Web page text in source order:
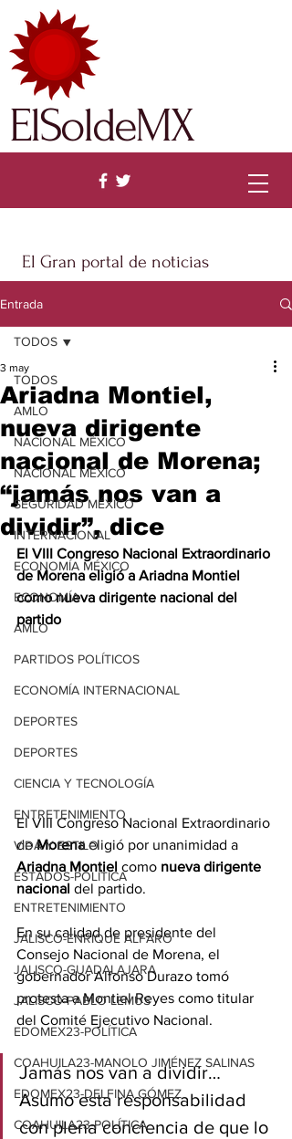
El Gran portal de noticias
ElSoldeMX
Entrada
TODOS
AMLO
NACIONAL MÉXICO
NACIONAL MÉXICO
SEGURIDAD MÉXICO
INTERNACIONAL
ECONOMÍA MÉXICO
ECONOMÍA
AMLO
PARTIDOS POLÍTICOS
ECONOMÍA INTERNACIONAL
DEPORTES
DEPORTES
CIENCIA Y TECNOLOGÍA
ENTRETENIMIENTO
VIDA Y ESTILO
ESTADOS-POLÍTICA
ENTRETENIMIENTO
JALISCO-ENRIQUE ALFARO
JALISCO-GUADALAJARA
JALISCO-PABLO LEMUS
EDOMEX23-POLÍTICA
COAHUILA23-MANOLO JIMÉNEZ SALINAS
EDOMEX23-DELFINA GÓMEZ
COAHUILA23-POLÍTICA
TODOS
Ariadna Montiel,
nueva dirigente
nacional de Morena;
“jamás nos van a
dividir”, dice
3 may
El VIII Congreso Nacional Extraordinario
de Morena eligió a Ariadna Montiel
como nueva dirigente nacional del
partido
El VIII Congreso Nacional Extraordinario
de Morena eligió por unanimidad a
Ariadna Montiel como nueva dirigente
nacional del partido.
En su calidad de presidente del
Consejo Nacional de Morena, el
gobernador Alfonso Durazo tomó
protesta a Montiel Reyes como titular
del Comité Ejecutivo Nacional.
Jamás nos van a dividir…
Asumo esta responsabilidad
con plena conciencia de que lo